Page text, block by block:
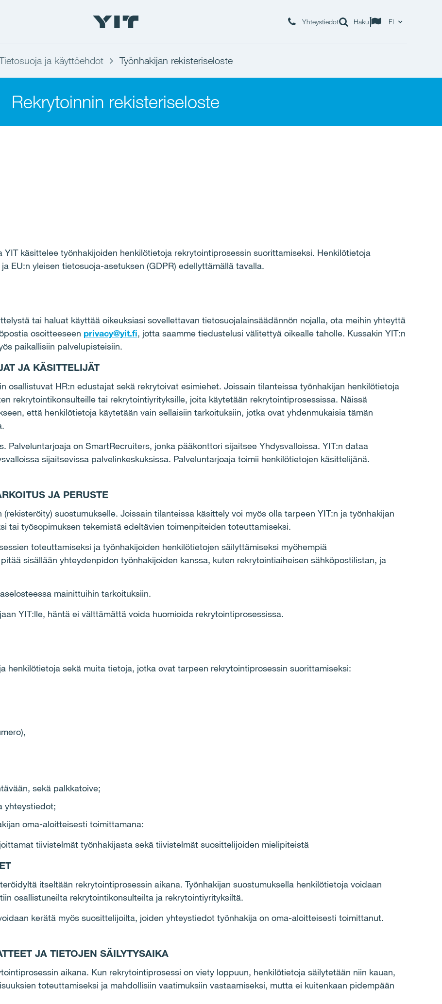
Yhteystiedot Haku FI
ja käyttöehdot Työnhakijan rekisteriseloste
Rekrytoinnin rekisteriseloste
YIT käsittelee työnhakijoiden henkilötietoja rekrytointiprosessin suorittamiseksi. Henkilötietoja
EU:n yleisen tietosuoja-asetuksen (GDPR) edellyttämällä tavalla.
tai haluat käyttää oikeuksiasi sovellettavan tietosuojalainsäädännön nojalla, ota meihin yhteyttä
osoitteeseen privacy@yit.fi, jotta saamme tiedustelusi välitettyä oikealle taholle. Kussakin YIT:n
paikallisiin palvelupisteisiin.
JA KÄSITTELIJÄT
osallistuvat HR:n edustajat sekä rekrytoivat esimiehet. Joissain tilanteissa työnhakijan henkilötietoja
rekrytointikonsulteille tai rekrytointiyrityksille, joita käytetään rekrytointiprosessissa. Näissä
että henkilötietoja käytetään vain sellaisiin tarkoituksiin, jotka ovat yhdenmukaisia tämän
Palveluntarjoaja on SmartRecruiters, jonka pääkonttori sijaitsee Yhdysvalloissa. YIT:n dataa
sijaitsevissa palvelinkeskuksissa. Palveluntarjoaja toimii henkilötietojen käsittelijänä.
JA PERUSTE
suostumukselle. Joissain tilanteissa käsittely voi myös olla tarpeen YIT:n ja työnhakijan
tai työsopimuksen tekemistä edeltävien toimenpiteiden toteuttamiseksi.
toteuttamiseksi ja työnhakijoiden henkilötietojen säilyttämiseksi myöhempiä
sisällään yhteydenpidon työnhakijoiden kanssa, kuten rekrytointiaiheisen sähköpostilistan, ja
mainittuihin tarkoituksiin.
YIT:lle, häntä ei välttämättä voida huomioida rekrytointiprosessissa.
henkilötietoja sekä muita tietoja, jotka ovat tarpeen rekrytointiprosessin suorittamiseksi:
sekä palkkatoive;
yhteystiedot;
oma-aloitteisesti toimittamana:
tiivistelmät työnhakijasta sekä tiivistelmät suosittelijoiden mielipiteistä
itseltään rekrytointiprosessin aikana. Työnhakijan suostumuksella henkilötietoja voidaan
osallistuneilta rekrytointikonsulteilta ja rekrytointiyrityksiltä.
kerätä myös suosittelijoilta, joiden yhteystiedot työnhakija on oma-aloitteisesti toimittanut.
JA TIETOJEN SÄILYTYSAIKA
aikana. Kun rekrytointiprosessi on viety loppuun, henkilötietoja säilytetään niin kauan,
toteuttamiseksi ja mahdollisiin vaatimuksiin vastaamiseksi, mutta ei kuitenkaan pidempään